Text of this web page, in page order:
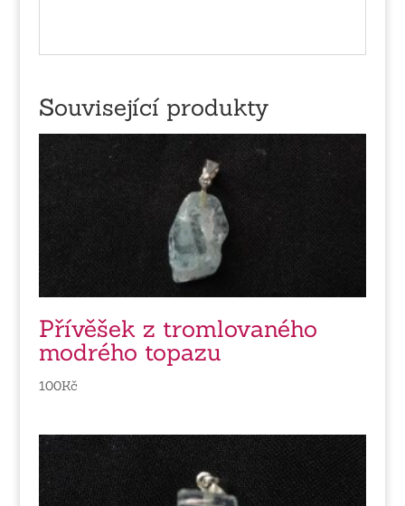
Související produkty
Přívěšek z tromlovaného
modrého topazu
100Kč